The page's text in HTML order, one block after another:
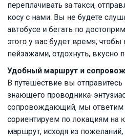
переплачивать за такси,
косу с нами. Вы не будете
автобусе и бегать по
этого у вас будет время,
пейзажами, отдохнуть, вкусно
Удобный маршрут и
В путешествие вы
знающего проводника-
сопровождающий, мы ответим
сориентируем по локациям на
маршрут, исходя из